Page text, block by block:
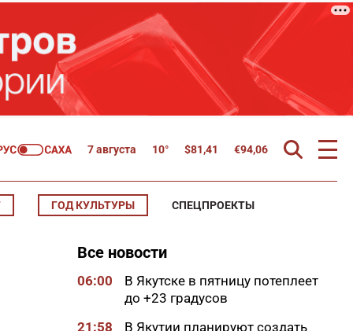
7 августа 10° $81,41 €94,06
ГОД КУЛЬТУРЫ СПЕЦПРОЕКТЫ
Все новости
06:00
В Якутске в пятницу потеплеет
до +23 градусов
21:58
В Якутии планируют создать